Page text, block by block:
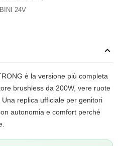
24V
è la versione più completa
brushless da 200W, vere ruote
replica ufficiale per genitori
autonomia e comfort perché